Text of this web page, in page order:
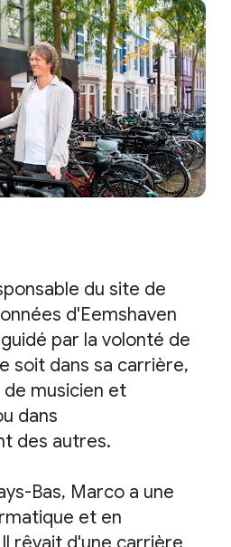
du site de
d'Eemshaven
par la volonté de
soit dans sa carrière,
musicien et
dans
des autres.
Bas, Marco a une
et en